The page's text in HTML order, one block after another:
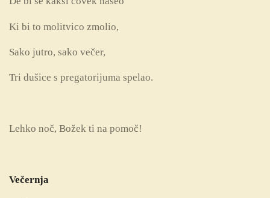
Ki bi to molitvico zmolio,
Sako jutro, sako večer,
Tri dušice s pregatorijuma spelao.
Lehko noč, Božek ti na pomoč!
Večernja